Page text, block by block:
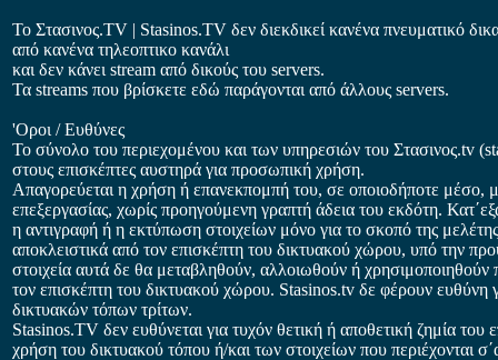
Το Στασινος.ΤV | Stasinos.TV δεν διεκδικεί κανένα πνευματικό
από κανένα τηλεοπτικο κανάλι
και δεν κάνει stream από δικούς του servers.
Τα streams που βρίσκετε εδώ παράγονται από άλλους servers.
'Οροι / Ευθύνες
Το σύνολο του περιεχομένου και των υπηρεσιών του Στασινος.tv
στους επισκέπτες αυστηρά για προσωπική χρήση.
Απαγορεύεται η χρήση ή επανεκπομπή του, σε οποιοδήποτε μέσο,
επεξεργασίας, χωρίς προηγούμενη γραπτή άδεια του εκδότη.
η αντιγραφή ή η εκτύπωση στοιχείων μόνο για το σκοπό της
αποκλειστικά από τον επισκέπτη του δικτυακού χώρου, υπό την
στοιχεία αυτά δε θα μεταβληθούν, αλλοιωθούν ή χρησιμοποιηθούν
τον επισκέπτη του δικτυακού χώρου. Stasinos.tv δε φέρουν ευθύνη
δικτυακών τόπων τρίτων.
Stasinos.TV δεν ευθύνεται για τυχόν θετική ή αποθετική ζημία του
χρήση του δικτυακού τόπου ή/και των στοιχείων που περιέχονται